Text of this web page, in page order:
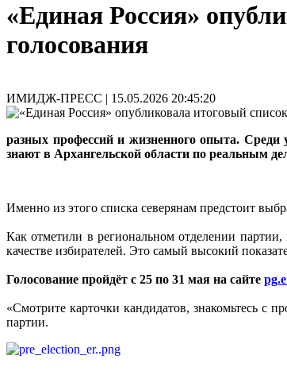
«Единая Россия»
голосования
ИМИДЖ-ПРЕСС | 15.05.2026 20:45:20
разных профессий и жизненного опыта.
знают в Архангельской области по реальным
Именно из этого списка северянам предстоит
Как отметили в региональном отделении
качестве избирателей. Это самый высокий
Голосование пройдёт с 25 по 31 мая на сайте
«Смотрите карточки кандидатов, знакомьтесь с
партии.